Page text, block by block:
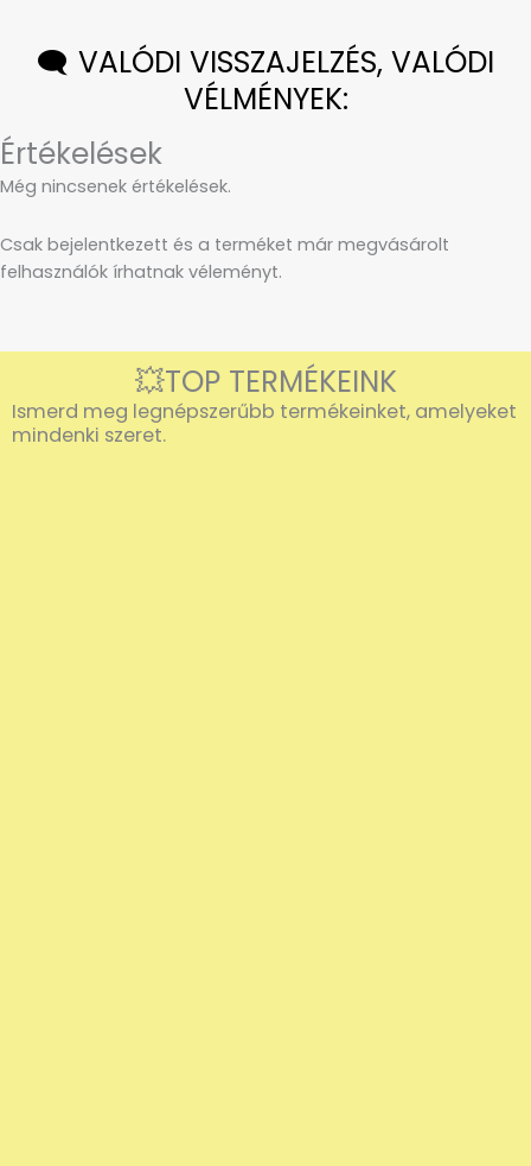
🗨️ VALÓDI VISSZAJELZÉS, VALÓDI
VÉLMÉNYEK:
Értékelések
Még nincsenek értékelések.
Csak bejelentkezett és a terméket már megvásárolt
felhasználók írhatnak véleményt.
💥TOP TERMÉKEINK
Ismerd meg legnépszerűbb termékeinket, amelyeket
mindenki szeret.